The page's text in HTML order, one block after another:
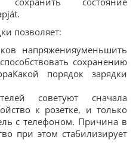
позволяет:
напряженияуменьшить
сохранению
порядок зарядки
советуют сначала
к розетке, и только
с телефоном. Причина в
при этом стабилизирует